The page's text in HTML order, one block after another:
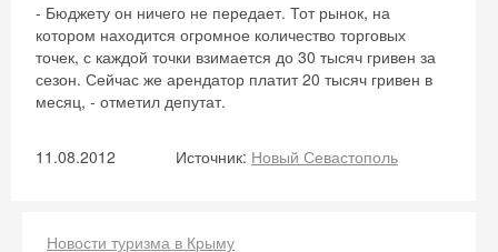
- Бюджету он ничего не передает. Тот рынок, на
котором находится огромное количество торговых
точек, с каждой точки взимается до 30 тысяч гривен за
сезон. Сейчас же арендатор платит 20 тысяч гривен в
месяц, - отметил депутат.
11.08.2012 Источник: Новый Севастополь
Новости туризма в Крыму
Хочешь дешевле? Оставь почту и получи